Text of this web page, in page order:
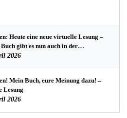
eine neue virtuelle Lesung –
Buch gibt es nun auch in der
Stadtbuchhandlung
2026
Mein Buch, eure Meinung dazu! –
Lesung
2026